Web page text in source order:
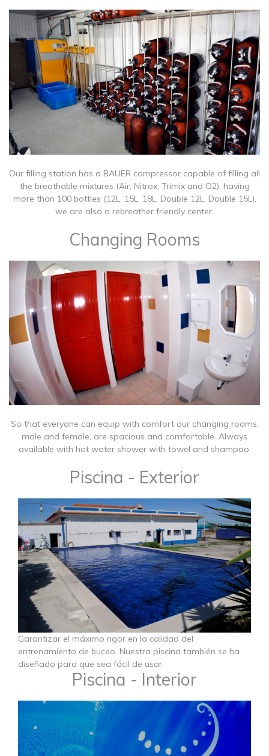
Our filling station has a BAUER compressor capable of filling all
the breathable mixtures (Air, Nitrox, Trimix and O2), having
more than 100 bottles (12L, 15L, 18L, Double 12L, Double 15L),
we are also a rebreather friendly center.
Changing Rooms
So that everyone can equip with comfort our changing rooms,
male and female, are spacious and comfortable. Always
available with hot water shower with towel and shampoo.
Piscina - Exterior
​​​​​​​Garantizar el máximo rigor en la calidad del
entrenamiento de buceo. Nuestra piscina también se ha
diseñado para que sea fácil de usar.
Piscina - Interior